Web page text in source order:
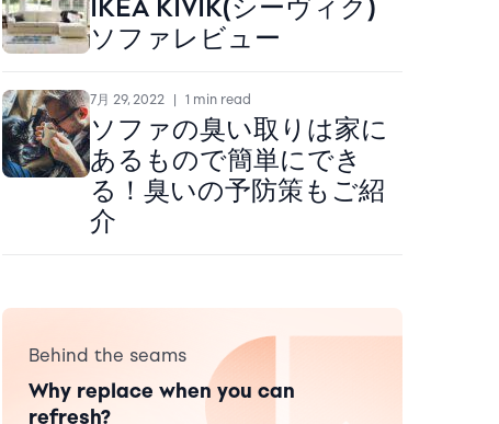
IKEA KIVIK(シーヴィク)
ソファレビュー
7月 29, 2022 1 min read
ソファの臭い取りは家に
あるもので簡単にでき
る！臭いの予防策もご紹
介
Behind the seams
Why replace when you can
refresh?